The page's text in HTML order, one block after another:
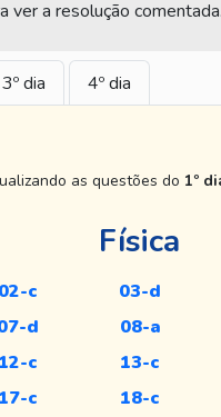
ver a resolução comentada.
3º dia 4º dia
as questões do 1º
Física
02-c 03-d
d 08-a
12-c 13-c
17-c 18-c